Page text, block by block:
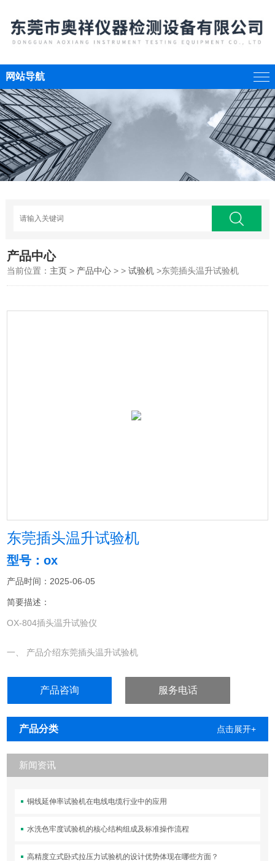
网站导航
产品中心
当前位置： 主页 > 产品中心 > >试验机 >东莞插头温升试验机
东莞插头温升试验机
型号：ox
产品时间：2025-06-05
简要描述：
OX-804插头温升试验仪
一、 产品介绍东莞插头温升试验机
电流、电压、时间、温度表显示直观、精确。是各生产厂家理想的温
产品咨询 服务电话
产品分类 点击展开+
新闻资讯
铜线延伸率试验机在电线电缆行业中的应用
水洗色牢度试验机的核心结构组成及标准操作流程
高精度立式卧式拉压力试验机的设计优势体现在哪些方面？